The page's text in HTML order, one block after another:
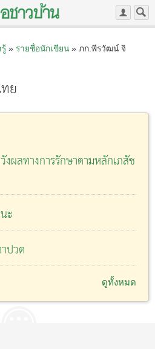
» รายชื่อนักเขียน» ภก.พีรวัฒน์ จิ
ย
ผลทางการรักษาตามหลักเภสัช
ะ
ปวด
ดูทั้งหมด